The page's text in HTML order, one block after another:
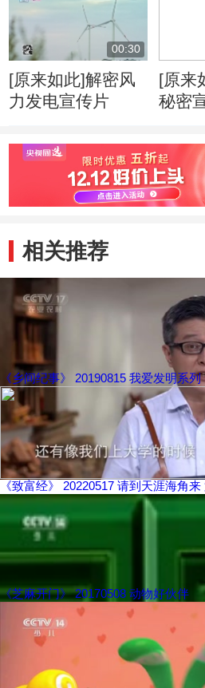
00:30
[原来如此]解密风
力发电宣传片
[原来
秘密
相关推荐
《乡间纪事》 20190815 我爱发明系列
《致富经》 20220517 请到天涯海角
《芝麻开门》 20170508 动物好伙伴